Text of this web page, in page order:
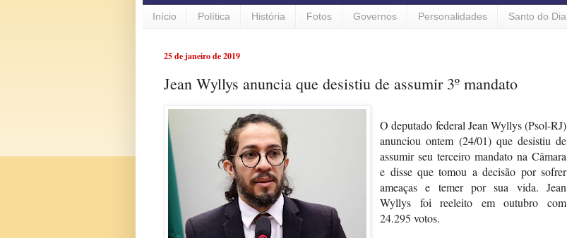
Início Política História Fotos Governos Personalidades Santo do Dia
25 de janeiro de 2019
Jean Wyllys anuncia que desistiu de assumir 3º mandato
O deputado federal Jean Wyllys (Psol-RJ)
anunciou ontem (24/01)que desistiu de
assumir seu terceiro mandato na Câmara
e disse que tomou a decisão por sofrer
ameaças e temer por sua vida. Jean
Wyllys foi reeleito em outubro com
24.295 votos.